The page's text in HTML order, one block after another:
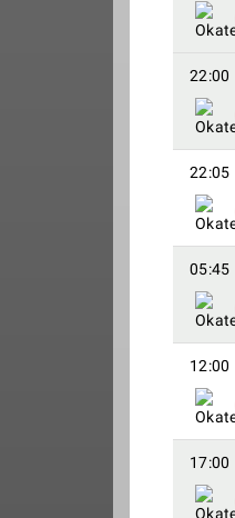
22:00
22:05
05:45
12:00
17:00